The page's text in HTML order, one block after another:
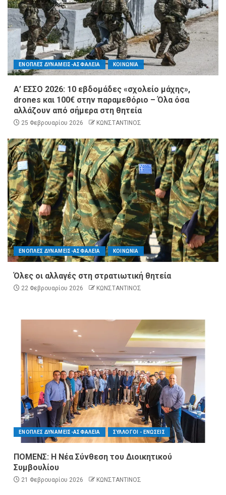
ΕΝΟΠΛΕΣ ΔΥΝΑΜΕΙΣ-ΑΣΦΑΛΕΙΑ ΚΟΙΝΩΝΙΑ
Α’ ΕΣΣΟ 2026: 10 εβδομάδες «σχολείο μάχης»,
drones και 100€ στην παραμεθόριο – Όλα όσα
αλλάζουν από σήμερα στη θητεία
25 Φεβρουαρίου 2026 ΚΩΝΣΤΑΝΤΙΝΟΣ
ΕΝΟΠΛΕΣ ΔΥΝΑΜΕΙΣ-ΑΣΦΑΛΕΙΑ ΚΟΙΝΩΝΙΑ
Όλες οι αλλαγές στη στρατιωτική θητεία
22 Φεβρουαρίου 2026 ΚΩΝΣΤΑΝΤΙΝΟΣ
ΕΝΟΠΛΕΣ ΔΥΝΑΜΕΙΣ-ΑΣΦΑΛΕΙΑ ΣΥΛΛΟΓΟΙ - ΕΝΩΣΕΙΣ
ΠΟΜΕΝΣ: Η Νέα Σύνθεση του Διοικητικού
Συμβουλίου
21 Φεβρουαρίου 2026 ΚΩΝΣΤΑΝΤΙΝΟΣ